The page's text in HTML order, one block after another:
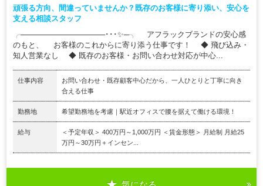
頑張る方向、間違っていませんか？既存のお客様に寄り添い、安心を
支える相談スタッフ
╭────────────────･･･✨─╮ アフラックブランドの安心感
のもと、 お客様のこれからに寄り添う仕事です！ ◆ 飛び込み・
知人営業なし ◆ 既存のお客様・お問い合わせ対応が中心...
仕事内容
お問い合わせ・既存顧客中心だから、一人ひとりと丁寧に向き
合える仕事
勤務地 希望勤務地を考慮｜駅近オフィスで腰を据えて働ける環境！
給与
＜予定年収＞ 400万円～1,000万円 ＜賃金形態＞ 月給制 月給25
万円～30万円＋インセン...